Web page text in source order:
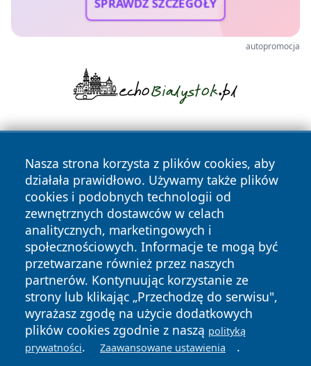
SPRAWDŹ SZCZEGÓŁY
autopromocja
Nasza strona korzysta z plików cookies, aby
działała prawidłowo. Używamy także plików
cookies i podobnych technologii od
zewnętrznych dostawców w celach
analitycznych, marketingowych i
społecznościowych. Informacje te mogą być
przetwarzane również przez naszych
partnerów. Kontynuując korzystanie ze
strony lub klikając „Przechodzę do serwisu",
wyrażasz zgodę na użycie dodatkowych
plików cookies zgodnie z naszą polityką
prywatności. Zaawansowane ustawienia .
Copyright © 2026 informacjelodzkie.pl Wszystkie prawa
zastrzeżone.
News Autorzy
Polityka
Prywatności
Polityka
Cookies